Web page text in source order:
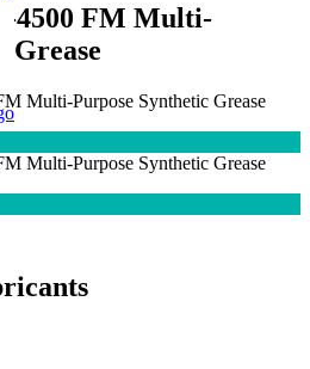
4500 FM Multi-
Grease